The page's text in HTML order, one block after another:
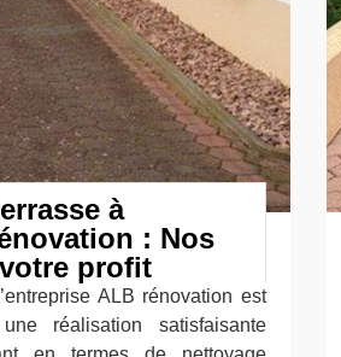
à
: Nos
profit
ALB rénovation est
réalisation satisfaisante